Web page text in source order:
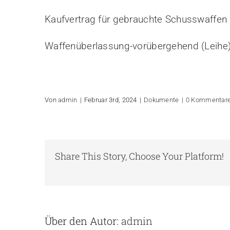
Kaufvertrag für gebrauchte Schusswaffen
Waffenüberlassung-vorübergehend
Vonadmin | Februar 3rd, 2024 | Dokumente | 0
Share This Story, Choose Your Platform!
Über den Autor: admin